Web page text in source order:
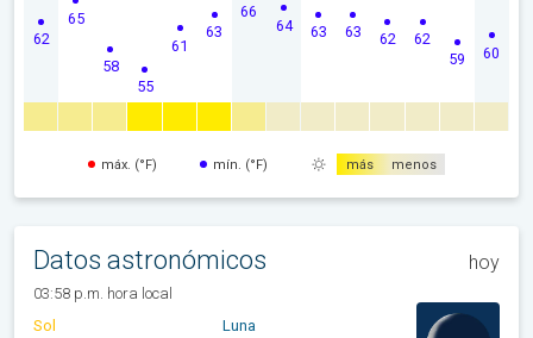
62
65
58
55
61
63
66
64 63 63 62 62
59 60
máx. (°F) mín. (°F) más menos
Datos astronómicos hoy
03:58 p.m. hora local
Sol
Luna